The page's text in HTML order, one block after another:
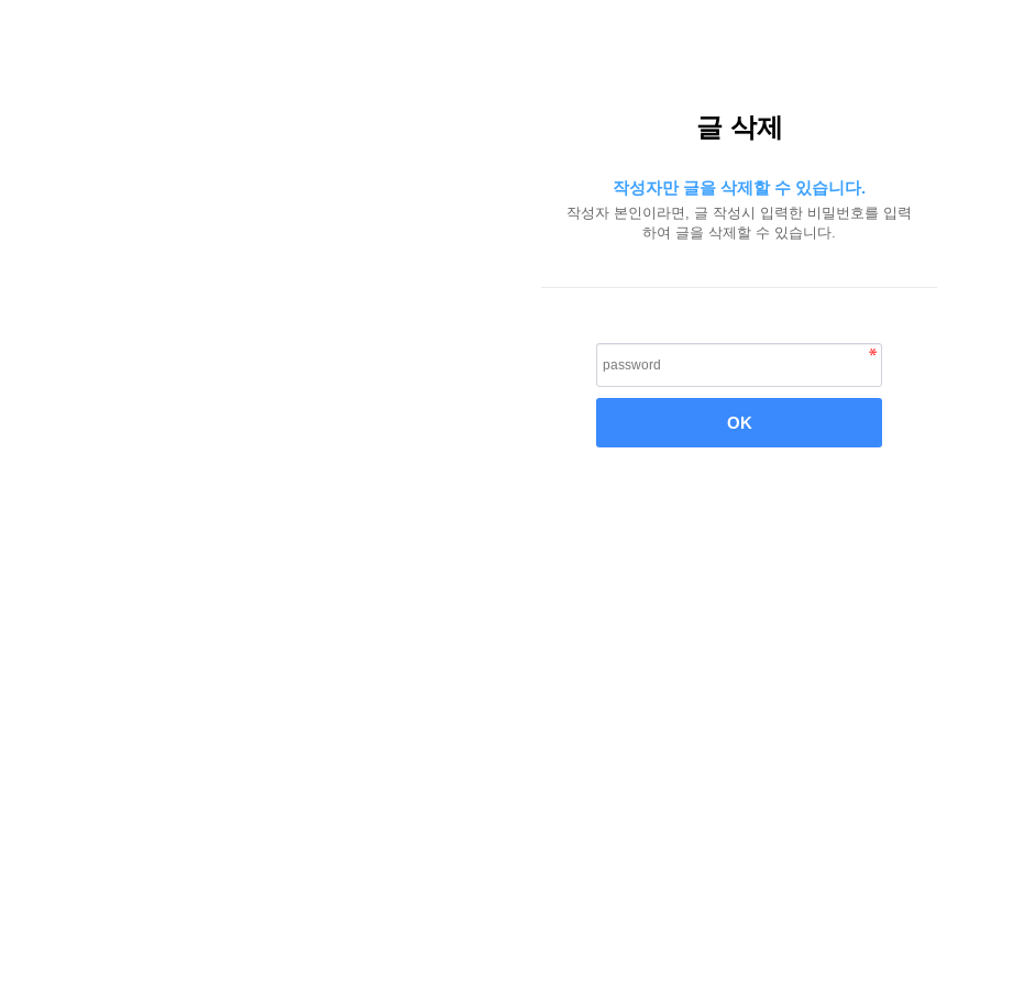
글 삭제
작성자만 글을 삭제할 수 있습니다.
작성자 본인이라면, 글 작성시 입력한 비밀번호를 입력
하여 글을 삭제할 수 있습니다.